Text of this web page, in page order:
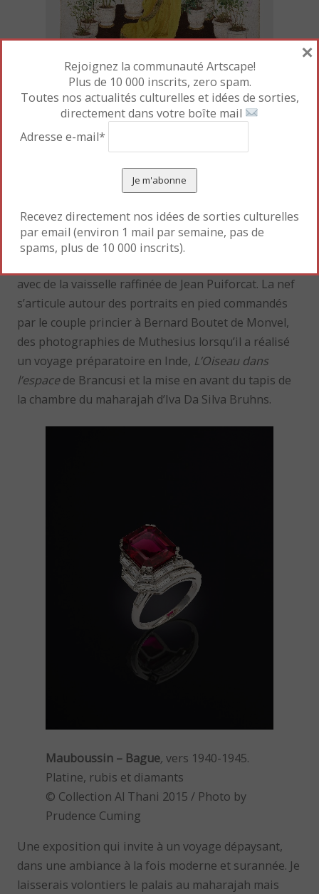
Bernard Boutet de Monvel.,S. A. la
maharani d’Indore (costume traditionnel),
1933/34
© Collection Al Thani 2019 / Adagp, Paris,
2019 Photo by Prudence Cuming
Le parcours propose dans la galerie côté Rivoli une
Holkar et des personnalités avec qui ils échangent (J.
Doucet, E. Muthesius). La galerie côté Louvre déploie
avec de la vaisselle raffinée de Jean Puiforcat. La nef
s’articule autour des portraits en pied commandés
par le couple princier à Bernard Boutet de Monvel,
des photographies de Muthesius lorsqu’il a réalisé
un voyage préparatoire en Inde, L’Oiseau dans
l’espacede Brancusi et la mise en avant du tapis de
la chambre du maharajah d’Iva Da Silva Bruhns.
Mauboussin – Bague, vers 1940-1945.
Platine, rubis et diamants
© Collection Al Thani 2015 / Photo by
Prudence Cuming
Une exposition qui invite à un voyage dépaysant,
dans une ambiance à la fois moderne et surannée. Je
laisserais volontiers le palais au maharajah mais
Rejoignez la communauté Artscape!
Plus de 10 000 inscrits, zero spam.
Toutes nos actualités culturelles et idées de sorties,
directement dans votre boîte mail
Adresse e-mail*
Recevez directement nos idées de sorties culturelles
par email (environ 1 mail par semaine, pas de
spams, plus de 10 000 inscrits).
×